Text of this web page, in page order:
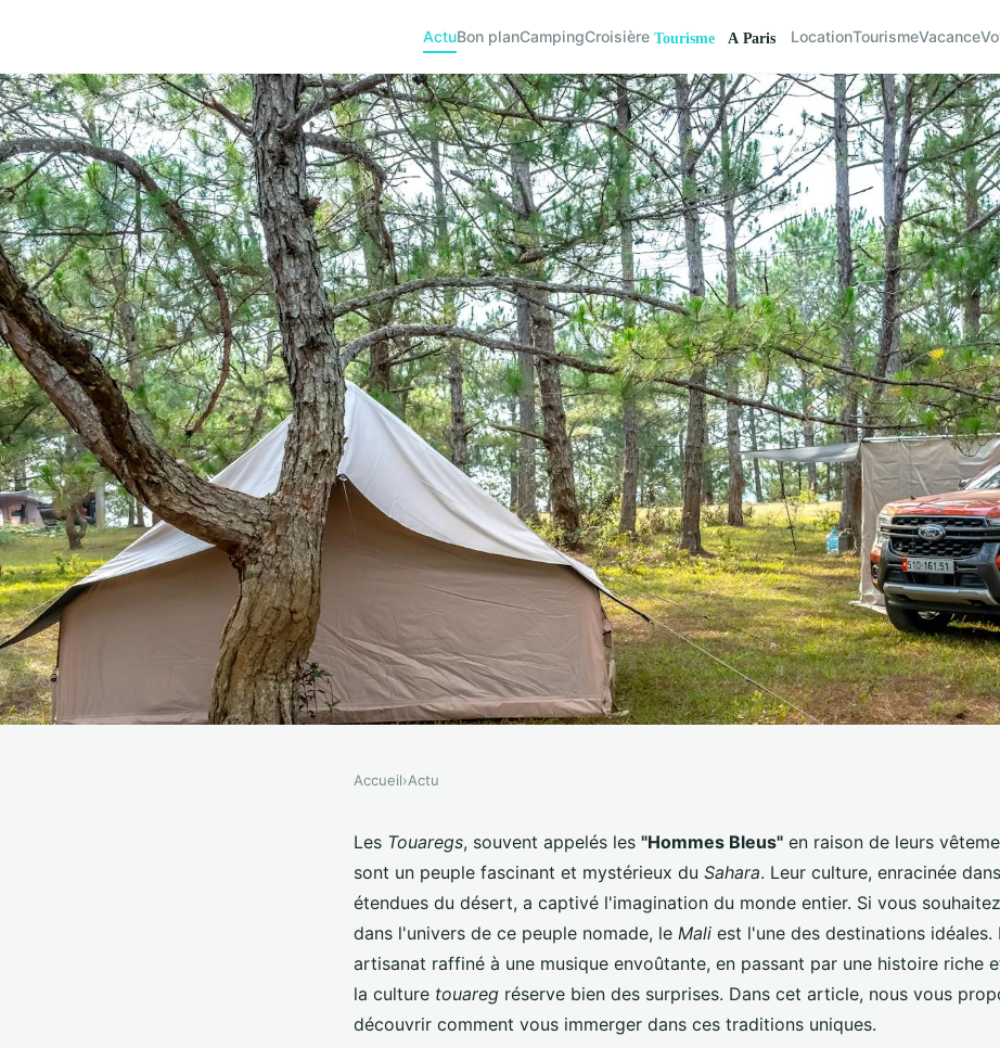
ActuBon planCampingCroisière LocationTourismeVacance
Comment découvrir les traditions de la
culture touareg au Mali?
Accueil›Actu
Les Touaregs, souvent appelés les "Hommes Bleus" en raison de leurs
sont un peuple fascinant et mystérieux du Sahara. Leur culture, enracinée
étendues du désert, a captivé l'imagination du monde entier. Si vous
dans l'univers de ce peuple nomade, le Mali est l'une des destinations idéales.
artisanat raffiné à une musique envoûtante, en passant par une histoire riche
la culture touareg réserve bien des surprises. Dans cet article, nous vous
découvrir comment vous immerger dans ces traditions uniques.